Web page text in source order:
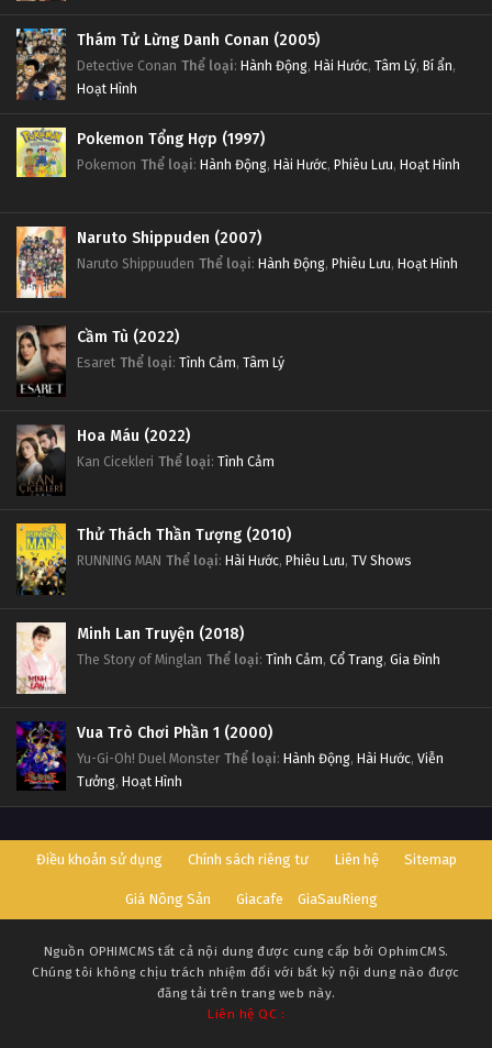
Thám Tử Lừng Danh Conan (2005)
Detective Conan Thể loại: Hành Động, Hài Hước, Tâm Lý, Bí ẩn,
Hoạt Hình
Pokemon Tổng Hợp (1997)
Pokemon Thể loại: Hành Động, Hài Hước, Phiêu Lưu, Hoạt Hình
Naruto Shippuden (2007)
Naruto Shippuuden Thể loại: Hành Động, Phiêu Lưu, Hoạt Hình
Cầm Tù (2022)
Esaret Thể loại: Tình Cảm, Tâm Lý
Hoa Máu (2022)
Kan Cicekleri Thể loại: Tình Cảm
Thử Thách Thần Tượng (2010)
RUNNING MAN Thể loại: Hài Hước, Phiêu Lưu, TV Shows
Minh Lan Truyện (2018)
The Story of Minglan Thể loại: Tình Cảm, Cổ Trang, Gia Đình
Vua Trò Chơi Phần 1 (2000)
Yu-Gi-Oh! Duel Monster Thể loại: Hành Động, Hài Hước, Viễn
Tưởng, Hoạt Hình
Điều khoản sử dụng Chính sách riêng tư Liên hệ Sitemap
Giá Nông Sản Giacafe GiaSauRieng
Nguồn OPHIMCMS tất cả nội dung được cung cấp bởi OphimCMS.
Chúng tôi không chịu trách nhiệm đối với bất kỳ nội dung nào được
đăng tải trên trang web này.
Liên hệ QC :